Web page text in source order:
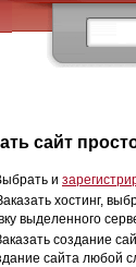
сайт
и
хостинг,
выделенного
создание
сайта любой